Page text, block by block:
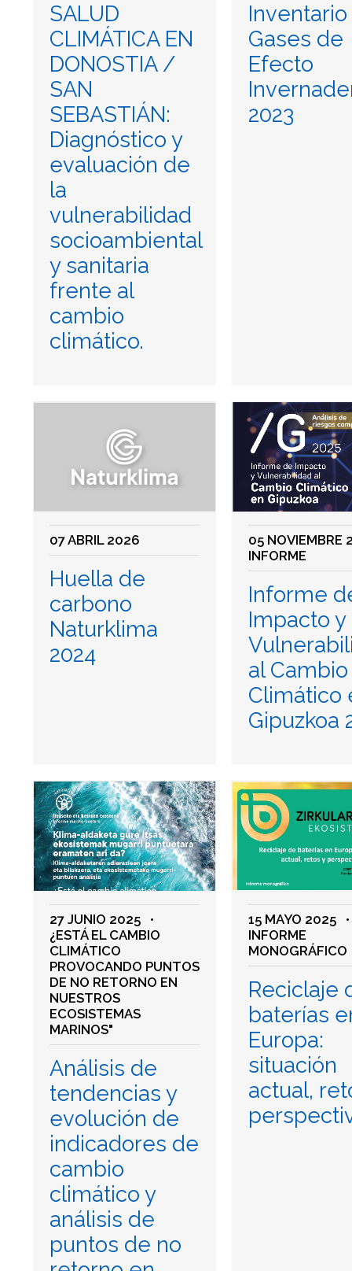
SALUD
CLIMÁTICA EN
DONOSTIA /
SAN
SEBASTIÁN:
Diagnóstico y
evaluación de
la
vulnerabilidad
socioambiental
y sanitaria
frente al
cambio
climático.
Gases de
Efecto
2023
07 ABRIL 2026
Huella de
carbono
Naturklima
2024
05 NOVIEMBRE
INFORME
Informe
Impacto y
al Cambio
Climático
Gipuzkoa
27 JUNIO 2025•
¿ESTÁ EL CAMBIO
CLIMÁTICO
PROVOCANDO PUNTOS
DE NO RETORNO EN
NUESTROS
ECOSISTEMAS
MARINOS"
Análisis de
tendencias y
evolución de
indicadores de
cambio
climático y
análisis de
puntos de no
15 MAYO 2025
INFORME
MONOGRÁFICO
Reciclaje
baterías
Europa:
situación
actual,